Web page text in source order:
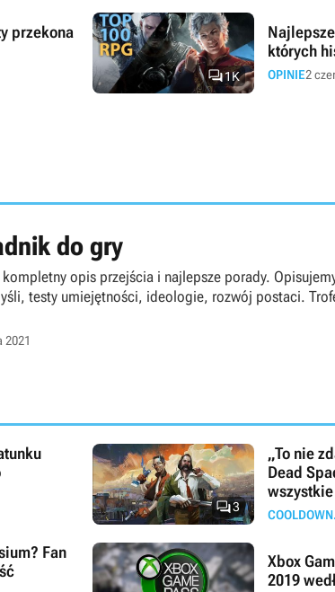
przekona
1K
których
OPINIE2
do gry
opis przejścia i najlepsze porady.
testy umiejętności, ideologie, rozwój postaci.
2021
3
„To nie
Dead
Fan
Xbox
2019